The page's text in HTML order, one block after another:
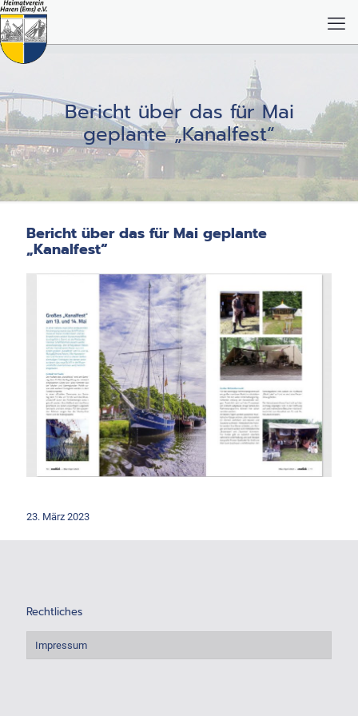
Bericht über das für Mai
geplante „Kanalfest“
Bericht über das für Mai geplante
„Kanalfest“
23. März 2023
Rechtliches
Impressum